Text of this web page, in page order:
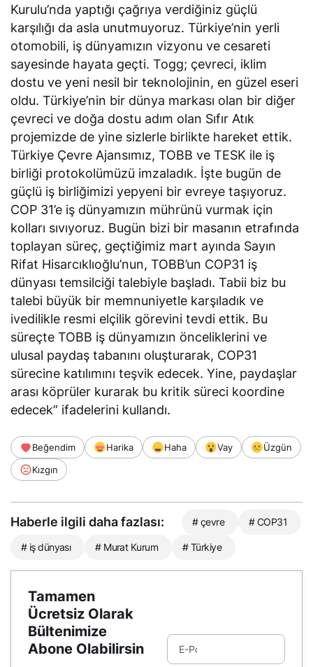
Kurulu’nda yaptığı çağrıya verdiğiniz güçlü
karşılığı da asla unutmuyoruz. Türkiye’nin yerli
otomobili, iş dünyamızın vizyonu ve cesareti
sayesinde hayata geçti. Togg; çevreci, iklim
dostu ve yeni nesil bir teknolojinin, en güzel eseri
oldu. Türkiye’nin bir dünya markası olan bir diğer
çevreci ve doğa dostu adım olan Sıfır Atık
projemizde de yine sizlerle birlikte hareket ettik.
Türkiye Çevre Ajansımız, TOBB ve TESK ile iş
birliği protokolümüzü imzaladık. İşte bugün de
güçlü iş birliğimizi yepyeni bir evreye taşıyoruz.
COP 31’e iş dünyamızın mührünü vurmak için
kolları sıvıyoruz. Bugün bizi bir masanın etrafında
toplayan süreç, geçtiğimiz mart ayında Sayın
Rifat Hisarcıklıoğlu’nun, TOBB’un COP31 iş
dünyası temsilciği talebiyle başladı. Tabii biz bu
talebi büyük bir memnuniyetle karşıladık ve
ivedilikle resmi elçilik görevini tevdi ettik. Bu
süreçte TOBB iş dünyamızın önceliklerini ve
ulusal paydaş tabanını oluşturarak, COP31
sürecine katılımını teşvik edecek. Yine, paydaşlar
arası köprüler kurarak bu kritik süreci koordine
edecek” ifadelerini kullandı.
Beğendim Harika Haha Vay
Üzgün
Kızgın
Haberle ilgili daha fazlası: # çevre # COP31
# iş dünyası # Murat Kurum # Türkiye
Tamamen
Ücretsiz Olarak
Bültenimize
Abone Olabilirsin